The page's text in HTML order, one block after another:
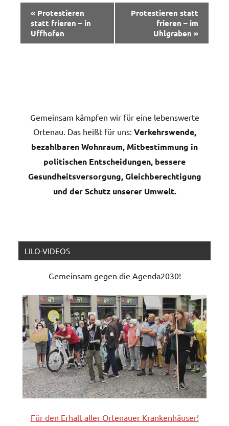
Veranstaltung-
Navigation
« Protestieren
statt frieren – in
Uffhofen
Protestieren statt
frieren – im
Uhlgraben »
Gemeinsam kämpfen wir für eine lebenswerte
Ortenau. Das heißt für uns: Verkehrswende,
bezahlbaren Wohnraum, Mitbestimmung in
politischen Entscheidungen, bessere
Gesundheitsversorgung, Gleichberechtigung
und der Schutz unserer Umwelt.
LILO-VIDEOS
Gemeinsam gegen die Agenda2030!
Für den Erhalt aller Ortenauer Krankenhäuser!